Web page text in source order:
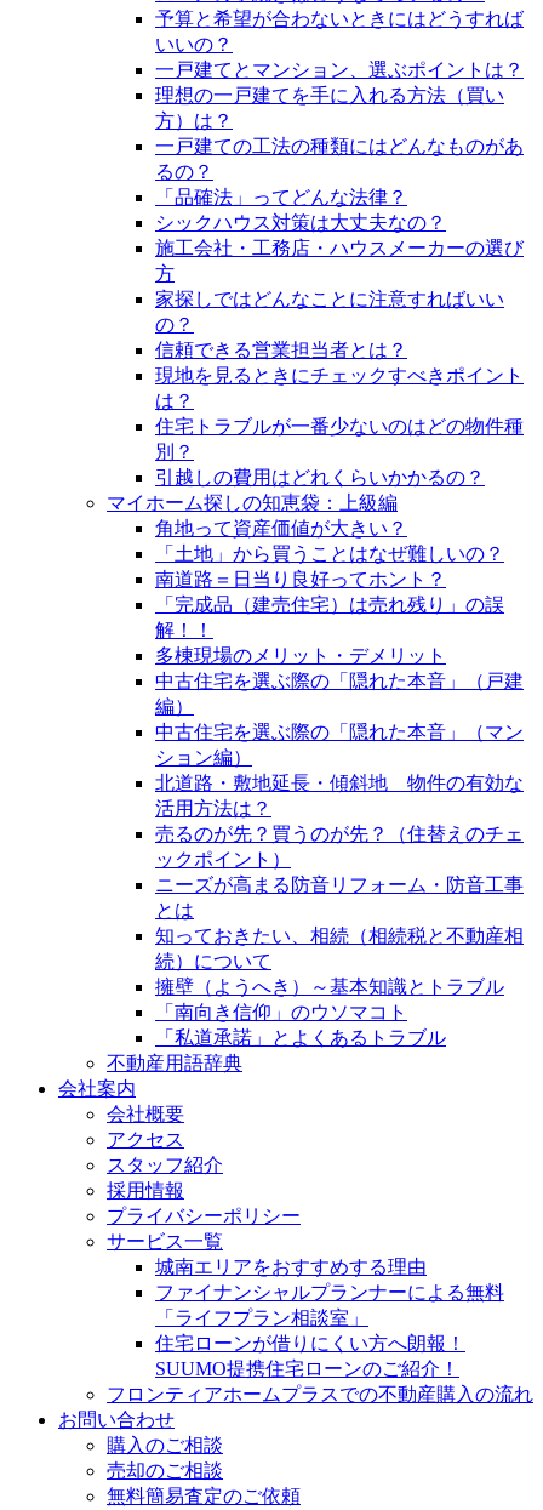
予算と希望が合わないときにはどうすれば
いいの？
一戸建てとマンション、選ぶポイントは？
理想の一戸建てを手に入れる方法（買い
方）は？
一戸建ての工法の種類にはどんなものがあ
るの？
「品確法」ってどんな法律？
シックハウス対策は大丈夫なの？
施工会社・工務店・ハウスメーカーの選び
方
家探しではどんなことに注意すればいい
の？
信頼できる営業担当者とは？
現地を見るときにチェックすべきポイント
は？
住宅トラブルが一番少ないのはどの物件種
別？
引越しの費用はどれくらいかかるの？
マイホーム探しの知恵袋：上級編
角地って資産価値が大きい？
「土地」から買うことはなぜ難しいの？
南道路＝日当り良好ってホント？
「完成品（建売住宅）は売れ残り」の誤
解！！
多棟現場のメリット・デメリット
中古住宅を選ぶ際の「隠れた本音」（戸建
編）
中古住宅を選ぶ際の「隠れた本音」（マン
ション編）
北道路・敷地延長・傾斜地 物件の有効な
活用方法は？
売るのが先？買うのが先？（住替えのチェ
ックポイント）
ニーズが高まる防音リフォーム・防音工事
とは
知っておきたい、相続（相続税と不動産相
続）について
擁壁（ようへき）～基本知識とトラブル
「南向き信仰」のウソマコト
「私道承諾」とよくあるトラブル
不動産用語辞典
会社案内
会社概要
アクセス
スタッフ紹介
採用情報
プライバシーポリシー
サービス一覧
城南エリアをおすすめする理由
ファイナンシャルプランナーによる無料
「ライフプラン相談室」
住宅ローンが借りにくい方へ朗報！
SUUMO提携住宅ローンのご紹介！
フロンティアホームプラスでの不動産購入の流れ
お問い合わせ
購入のご相談
売却のご相談
無料簡易査定のご依頼